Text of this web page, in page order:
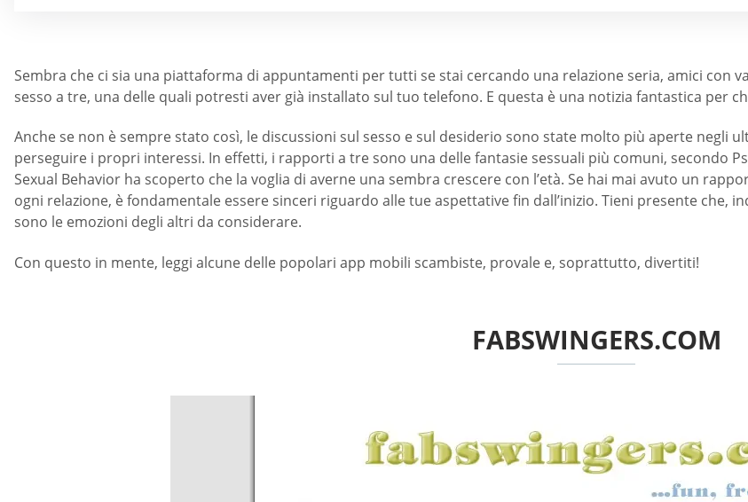
Sembra che ci sia una piattaforma di appuntamenti per tutti se stai cercando una relazione seria, amici con
sesso a tre, una delle quali potresti aver già installato sul tuo telefono. E questa è una notizia fantastica per
Anche se non è sempre stato così, le discussioni sul sesso e sul desiderio sono state molto più aperte negli
perseguire i propri interessi. In effetti, i rapporti a tre sono una delle fantasie sessuali più comuni, secondo
Sexual Behavior ha scoperto che la voglia di averne una sembra crescere con l’età. Se hai mai avuto un
ogni relazione, è fondamentale essere sinceri riguardo alle tue aspettative fin dall’inizio. Tieni presente
sono le emozioni degli altri da considerare.
Con questo in mente, leggi alcune delle popolari app mobili scambiste, provale e, soprattutto, divertiti!
FABSWINGERS.COM